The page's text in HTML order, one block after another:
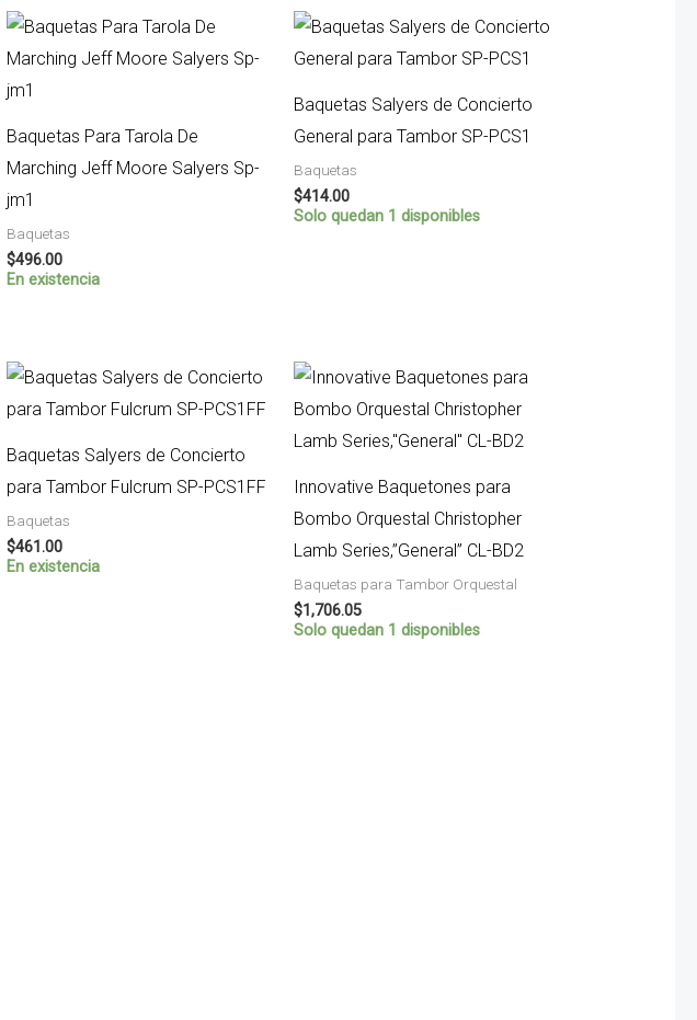
Baquetas Para Tarola De
Marching Jeff Moore Salyers Sp-
jm1
Baquetas
$496.00
En existencia
Baquetas Salyers de Concierto
General para Tambor SP-PCS1
Baquetas
$414.00
Solo quedan 1 disponibles
Baquetas Salyers de Concierto
para Tambor Fulcrum SP-PCS1FF
Baquetas
$461.00
En existencia
Innovative Baquetones para
Bombo Orquestal Christopher
Lamb Series,”General” CL-BD2
Baquetas para Tambor Orquestal
$1,706.05
Solo quedan 1 disponibles